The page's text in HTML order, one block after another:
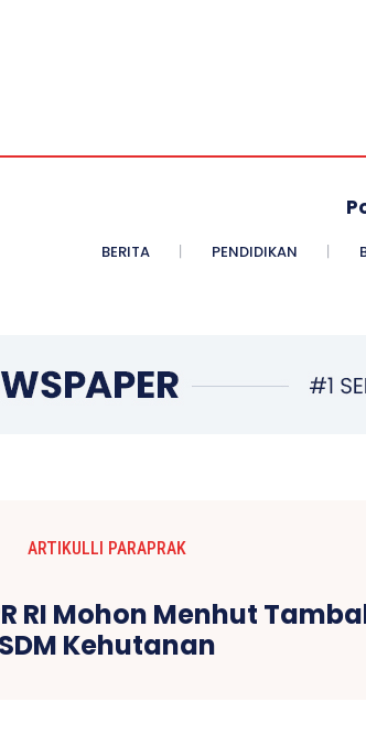
BERITA PENDIDIKAN
ARTIKULLI PARAPRAK
RI Mohon Menhut
SDM Kehutanan